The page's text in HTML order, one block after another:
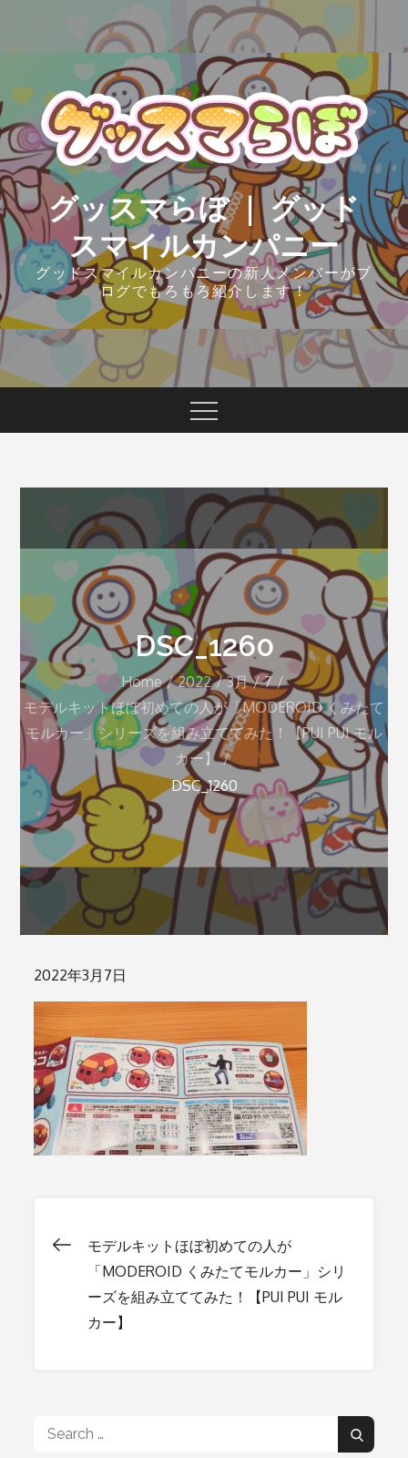
グッスマらぼ ｜ グッド
スマイルカンパニー
グッドスマイルカンパニーの新人メンバーがブ
ログでもろもろ紹介します！
DSC_1260
Home 2022 3月
7
モデルキットほぼ初めての人が「MODEROID くみたて
モルカー」シリーズを組み立ててみた！【PUI PUI モル
カー】
DSC_1260
Posted
on
2022年3月7日
投
稿
ビ
モデルキットほぼ初めての人が
「MODEROID くみたてモルカー」シリ
ーズを組み立ててみた！【PUI PUI モル
カー】
Search
Search